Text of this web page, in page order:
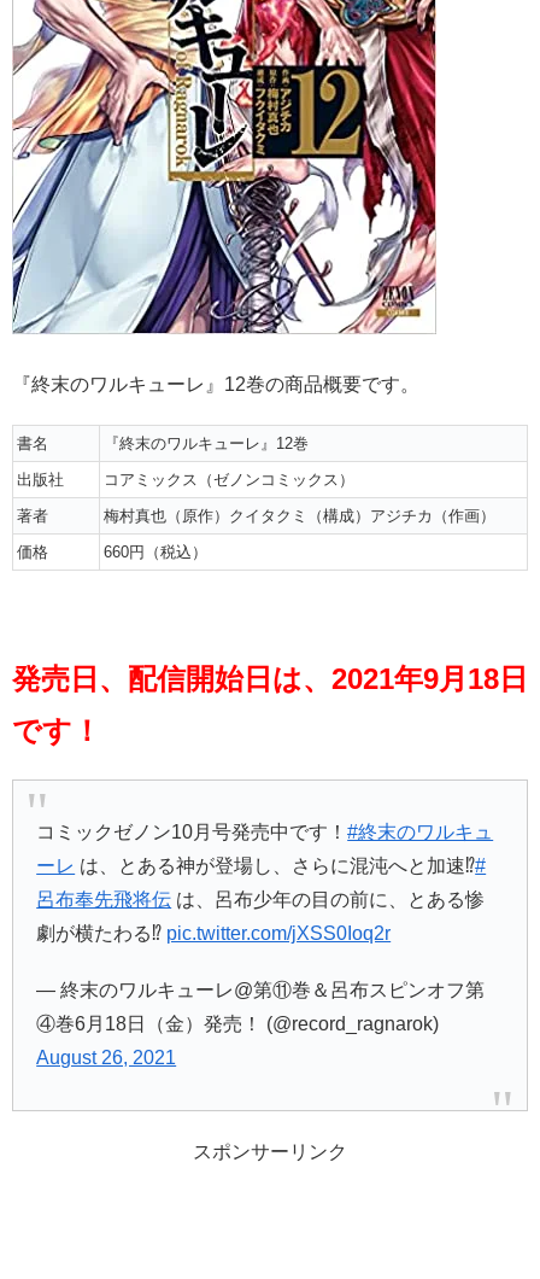
『終末のワルキューレ』12巻の商品概要です。
書名
『終末のワルキューレ』12巻
出版社
コアミックス（ゼノンコミックス）
著者
梅村真也（原作）クイタクミ（構成）アジチカ（作画）
価格
660円（税込）
発売日、配信開始日は、2021年9月18日
です！
コミックゼノン10月号発売中です！#終末のワルキュ
ーレ は、とある神が登場し、さらに混沌へと加速⁉︎#
呂布奉先飛将伝 は、呂布少年の目の前に、とある惨
劇が横たわる⁉︎ pic.twitter.com/jXSS0Ioq2r
— 終末のワルキューレ@第⑪巻＆呂布スピンオフ第
④巻6月18日（金）発売！ (@record_ragnarok)
August 26, 2021
スポンサーリンク